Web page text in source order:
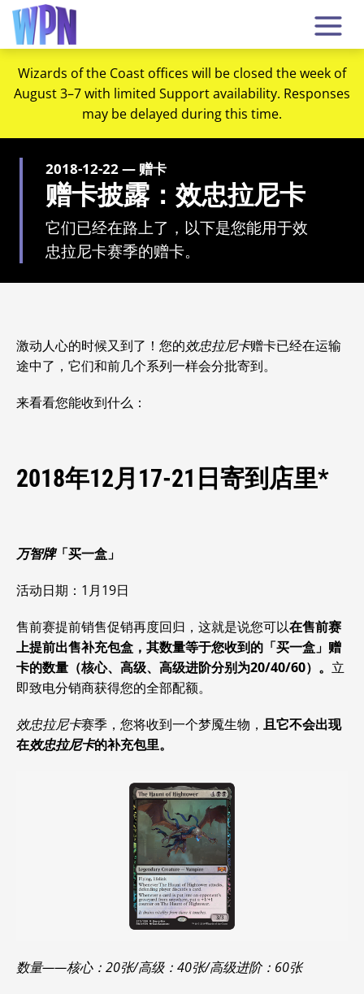
Wizards of the Coast offices will be closed the week of
August 3–7 with limited Support availability. Responses
may be delayed during this time.
2018-12-22 — 赠卡
赠卡披露：效忠拉尼卡
它们已经在路上了，以下是您能用于效
忠拉尼卡赛季的赠卡。
激动人心的时候又到了！您的效忠拉尼卡赠卡已经在运输
途中了，它们和前几个系列一样会分批寄到。
来看看您能收到什么：
2018年12月17-21日寄到店里*
万智牌「买一盒」
活动日期：1月19日
售前赛提前销售促销再度回归，这就是说您可以在售前赛
上提前出售补充包盒，其数量等于您收到的「买一盒」赠
卡的数量（核心、高级、高级进阶分别为20/40/60）。 立
即致电分销商获得您的全部配额。
效忠拉尼卡赛季，您将收到一个梦魇生物， 且它不会出现
在效忠拉尼卡的补充包里。
数量——核心：20张/高级：40张/高级进阶：60张